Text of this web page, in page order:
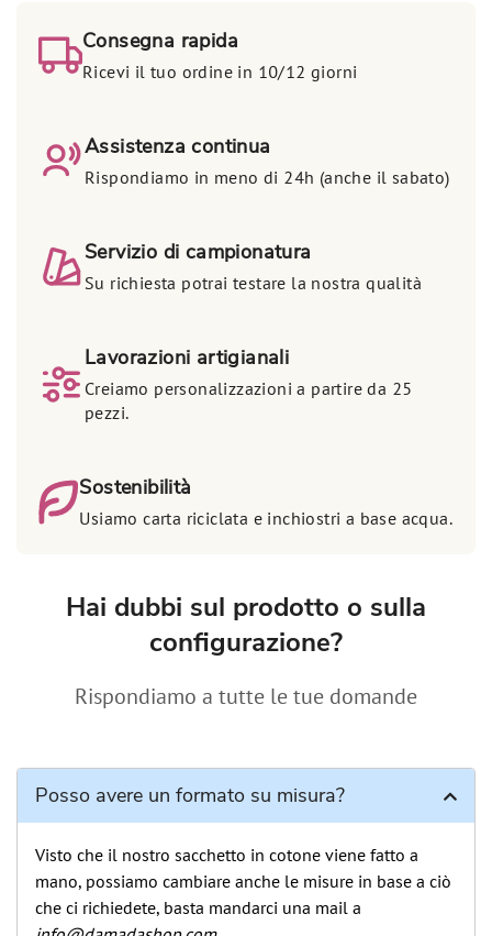
Consegna rapida
Ricevi il tuo ordine in 10/12 giorni
Assistenza continua
Rispondiamo in meno di 24h (anche il sabato)
Servizio di campionatura
Su richiesta potrai testare la nostra qualità
Lavorazioni artigianali
Creiamo personalizzazioni a partire da 25
pezzi.
Sostenibilità
Usiamo carta riciclata e inchiostri a base acqua.
Hai dubbi sul prodotto o sulla
configurazione?
Rispondiamo a tutte le tue domande
Posso avere un formato su misura?
Visto che il nostro sacchetto in cotone viene fatto a
mano, possiamo cambiare anche le misure in base a ciò
che ci richiedete, basta mandarci una mail a